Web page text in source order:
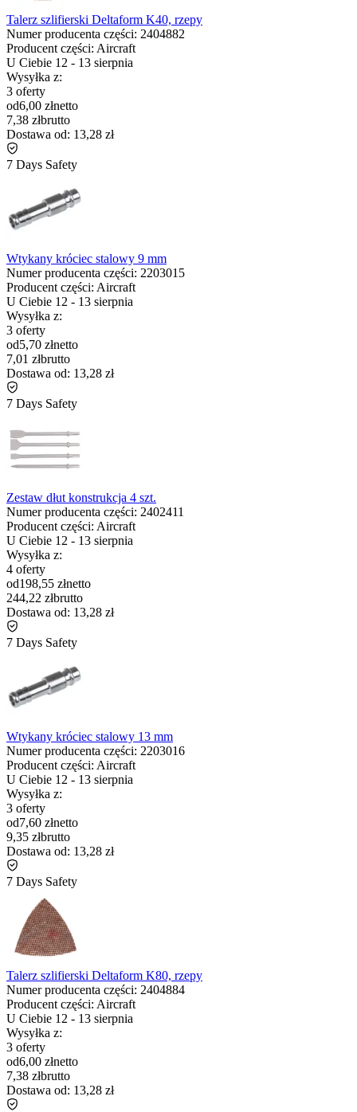
Talerz szlifierski Deltaform K40, rzepy
Numer producenta części: 2404882
Producent części: Aircraft
U Ciebie 12 - 13 sierpnia
Wysyłka z:
3 oferty
od6,00 złnetto
7,38 złbrutto
Dostawa od: 13,28 zł
7 Days Safety
Wtykany króciec stalowy 9 mm
Numer producenta części: 2203015
Producent części: Aircraft
U Ciebie 12 - 13 sierpnia
Wysyłka z:
3 oferty
od5,70 złnetto
7,01 złbrutto
Dostawa od: 13,28 zł
7 Days Safety
Zestaw dłut konstrukcja 4 szt.
Numer producenta części: 2402411
Producent części: Aircraft
U Ciebie 12 - 13 sierpnia
Wysyłka z:
4 oferty
od198,55 złnetto
244,22 złbrutto
Dostawa od: 13,28 zł
7 Days Safety
Wtykany króciec stalowy 13 mm
Numer producenta części: 2203016
Producent części: Aircraft
U Ciebie 12 - 13 sierpnia
Wysyłka z:
3 oferty
od7,60 złnetto
9,35 złbrutto
Dostawa od: 13,28 zł
7 Days Safety
Talerz szlifierski Deltaform K80, rzepy
Numer producenta części: 2404884
Producent części: Aircraft
U Ciebie 12 - 13 sierpnia
Wysyłka z:
3 oferty
od6,00 złnetto
7,38 złbrutto
Dostawa od: 13,28 zł